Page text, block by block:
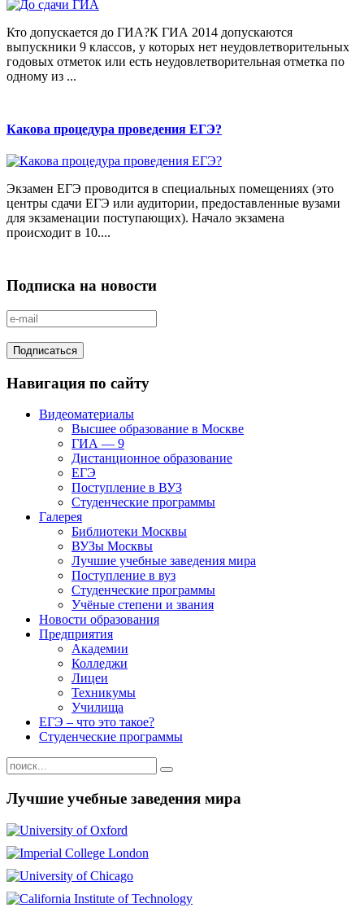
Кто допускается до ГИА?К ГИА 2014 допускаются
выпускники 9 классов, у которых нет неудовлетворительных
годовых отметок или есть неудовлетворительная отметка по
одному из ...
Какова процедура проведения ЕГЭ?
Экзамен ЕГЭ проводится в специальных помещениях (это
центры сдачи ЕГЭ или аудитории, предоставленные вузами
для экзаменации поступающих). Начало экзамена
происходит в 10....
Подписка на новости
Навигация по сайту
Видеоматериалы
Высшее образование в Москве
ГИА — 9
Дистанционное образование
ЕГЭ
Поступление в ВУЗ
Студенческие программы
Галерея
Библиотеки Москвы
ВУЗы Москвы
Лучшие учебные заведения мира
Поступление в вуз
Студенческие программы
Учёные степени и звания
Новости образования
Предприятия
Академии
Колледжи
Лицеи
Техникумы
Училища
ЕГЭ – что это такое?
Студенческие программы
Лучшие учебные заведения мира